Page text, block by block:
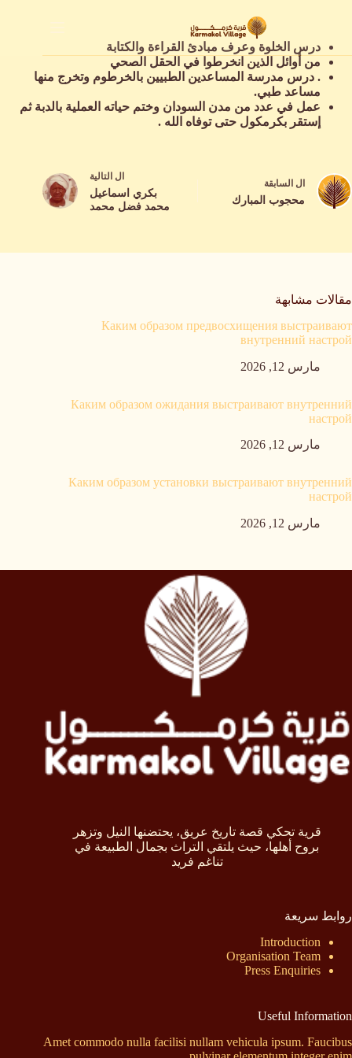
درس الخلوة وعرف مبادئ القراءة والكتابة
من أوائل الذين انخرطوا في الحقل الصحي
. درس مدرسة المساعدين الطبيين بالخرطوم وتخرج منها
مساعد طبي.
عمل في عدد من مدن السودان وختم حياته العملية بالدبة ثم
إستقر بكرمكول حتى توفاه الله .
ال السابقة
محجوب المبارك
ال التالية
بكري اسماعيل
محمد فضل محمد
مقالات مشابهة
Каким образом предвосхищения выстраивают
внутренний настрой
مارس 12, 2026
Каким образом ожидания выстраивают внутренний
настрой
مارس 12, 2026
Каким образом установки выстраивают внутренний
настрой
مارس 12, 2026
قرية تحكي قصة تاريخ عريق، يحتضنها النيل وتزهر
بروح أهلها، حيث يلتقي التراث بجمال الطبيعة في
تناغم فريد
روابط سريعة
Introduction
Organisation Team
Press Enquiries
Useful Information
Amet commodo nulla facilisi nullam vehicula ipsum. Faucibus